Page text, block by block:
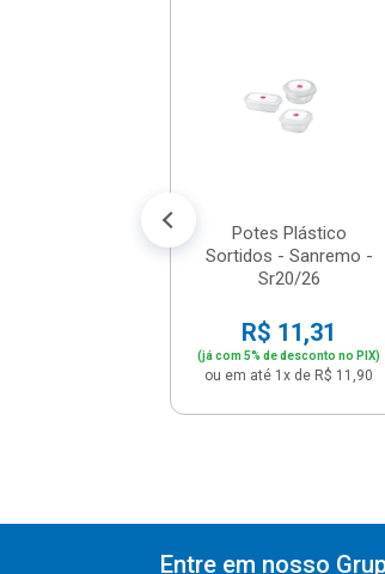
Potes Plástico
Sortidos - Sanremo -
Sr20/26
R$ 11,31
(já com 5% de desconto no PIX)
ou em até 1x de R$ 11,90
Entre em nosso